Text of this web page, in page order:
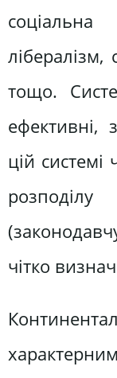
лібералізм,
тощо.
ефективні,
цій системі
чітко